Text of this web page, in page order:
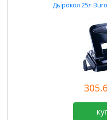
Дырокол 25л